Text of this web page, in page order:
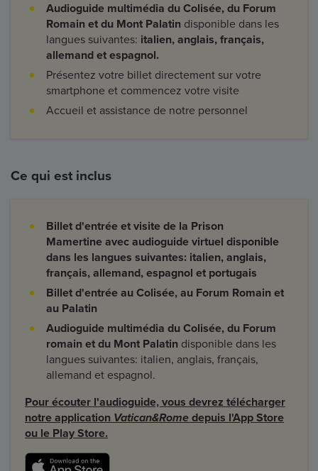
Audioguide multimédia du Colisée, du Forum
Romain et du Mont Palatin disponible dans les
langues suivantes: italien, anglais, français,
allemand et espagnol.
Présentez votre billet directement sur votre
smartphone et commencez votre visite
Accueil et assistance de notre personnel
Ce qui est inclus
Billet d'entrée et visite de la Prison
Mamertine avec audioguide virtuel disponible
dans les langues suivantes: italien, anglais,
français, allemand, espagnol et portugais
Billet d'entrée au Colisée, au Forum Romain et
au Palatin
Audioguide multimédia du Colisée, du Forum
romain et du Mont Palatin disponible dans les
langues suivantes: italien, anglais, français,
allemand et espagnol.
Pour écouter l'audioguide, vous devrez télécharger
notre application Vatican&Rome depuis l'App Store
ou le Play Store.